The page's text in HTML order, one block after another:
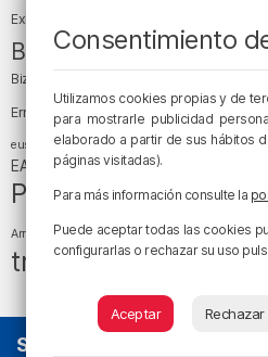
Exhibition Center)
Bizkaia y sus comarcas
Bizkaia
Diócesis de Bilbao
Ernesto Valverde Ertzaintza
euskera fiestas fútbol Gobierno vasco
EA Sports Liga Endesa
Política religión San Mamés
Arriaga tiempotiempo
tráfico en Bizkaia
SOBRE NOSOTROS
Consentimiento
Utilizamos cookies propias y de
para mostrarle publicidad
elaborado a partir de sus hábitos
páginas visitadas).
Para más información consulte la
Puede aceptar todas las cookies
configurarlas o rechazar su uso
Aceptar Rechazar